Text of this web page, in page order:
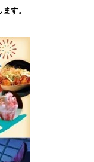
す。